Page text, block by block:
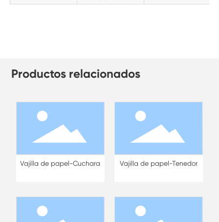
Productos relacionados
Vajilla de papel-Cuchara Vajilla de papel-Tenedor